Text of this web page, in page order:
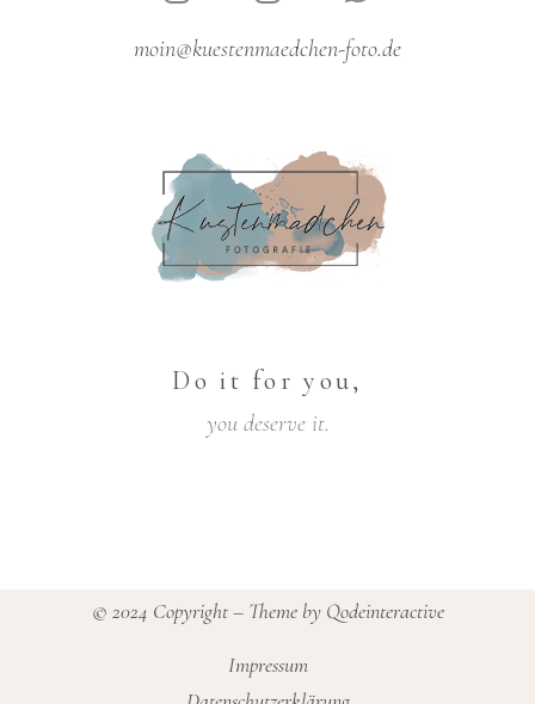
moin@kuestenmaedchen-foto.de
Do it for you,
you deserve it.
© 2024 Copyright – Theme by Qodeinteractive
Impressum